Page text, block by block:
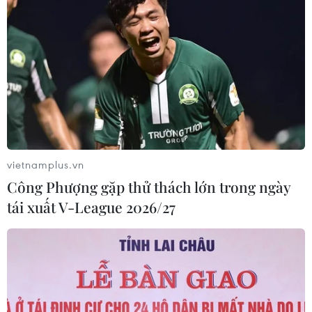
19% trong nửa đầu năm 2026
05/08/2026 11:36
Trung Quốc sẽ đáp trả các biện pháp
hạn chế của Mỹ
05/08/2026 11:01
Phê duyệt Điều chỉnh Quy hoạch
chung Khu kinh tế Vũng Áng đến
năm 2050
Nghị quyết 10-NQ/TW: FDI tiếp tục
vietnamplus.vn
Công Phượng gặp thử thách lớn trong ngày
tái xuất V-League 2026/27